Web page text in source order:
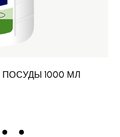
1000 МЛ